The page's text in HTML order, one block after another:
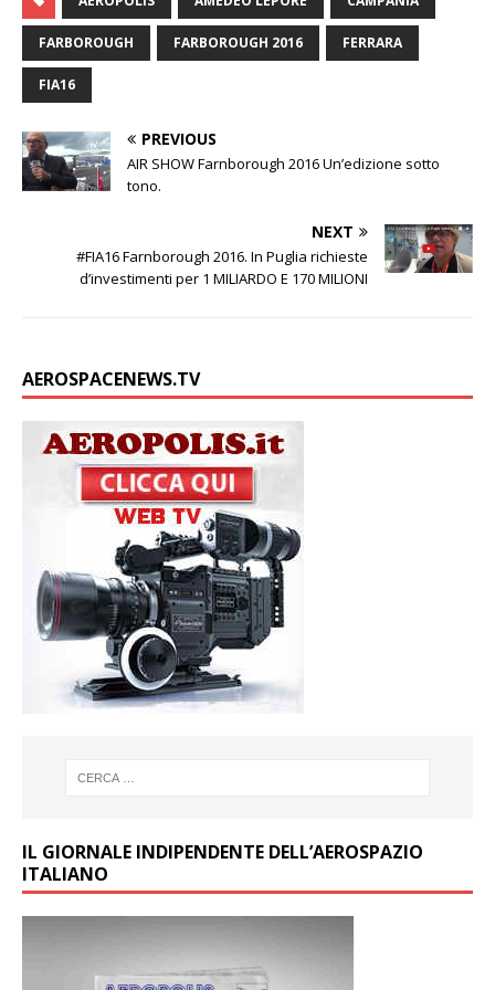
k
e
d
I
n
t
s
A
p
t
t
e
e
o
y
L
i
i
l
n
t
s
a
g
d
i
v
FARBOROUGH FARBOROUGH 2016 FERRARA
FIA16
PREVIOUS
AIR SHOW Farnborough 2016 Un’edizione sotto
tono.
NEXT
#FIA16 Farnborough 2016. In Puglia richieste
d’investimenti per 1 MILIARDO E 170 MILIONI
AEROSPACENEWS.TV
IL GIORNALE INDIPENDENTE DELL’AEROSPAZIO
ITALIANO